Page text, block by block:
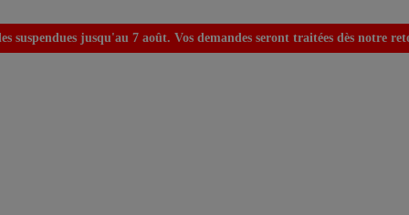
suspendues jusqu'au 7 août. Vos demandes seront traitées dès notre